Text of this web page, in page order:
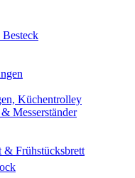
Küchentrolley
Messerständer
& Frühstücksbrett